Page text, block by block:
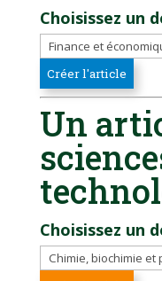
Choisissez un
Un
Choisissez un